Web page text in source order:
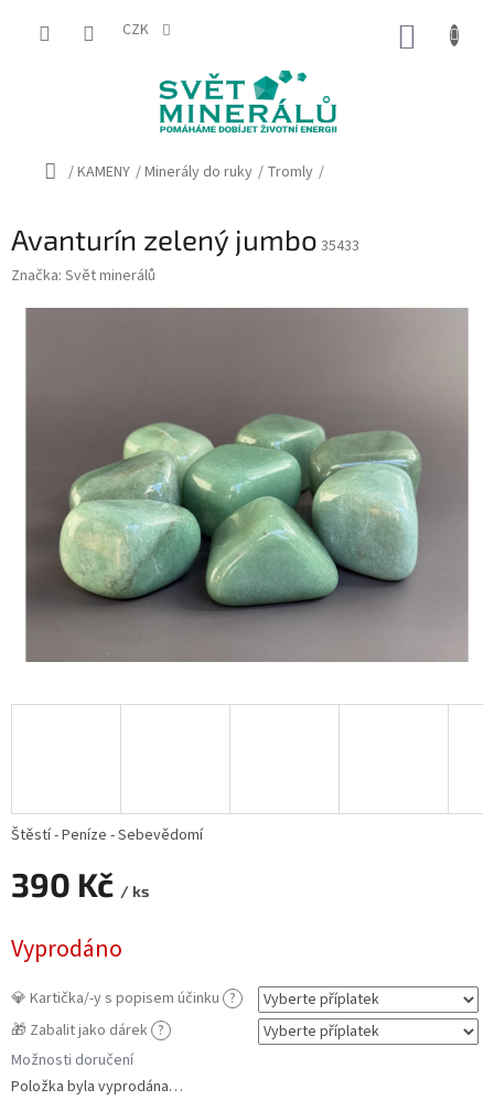
CZK
Domů
/KAMENY /Minerály do ruky / Tromly /
Avanturín zelený jumbo 35433
Značka: Svět minerálů
390 Kč / ks
cena:
Vyprodáno
💎 Kartička/-y s popisem účinku ?
🎁 Zabalit jako dárek ?
Možnosti doručení
Položka byla vyprodána…
Štěstí - Peníze - Sebevědomí